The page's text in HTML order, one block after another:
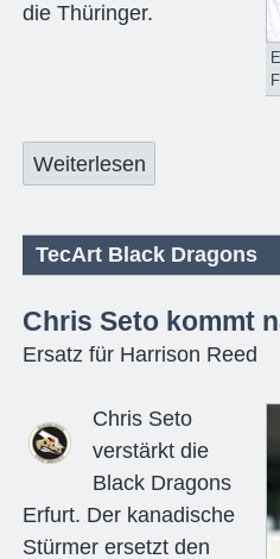
die Thüringer.
Weiterlesen
TecArt Black Dragons
Chris Seto kommt
Ersatz für Harrison Reed
Chris Seto
verstärkt die
Black Dragons
Erfurt. Der kanadische
Stürmer ersetzt den